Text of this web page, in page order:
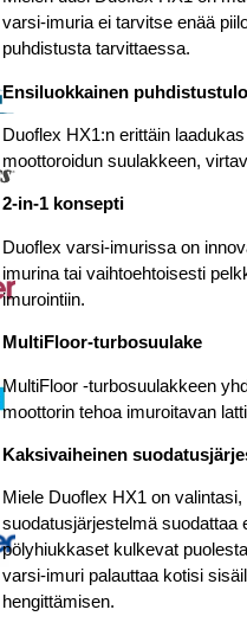
varsi-imuria ei tarvitse enää
puhdistusta tarvittaessa.
Ensiluokkainen
Duoflex HX1:n erittäin
moottoroidun suulakkeen,
2-in-1 konsepti
Duoflex varsi-imurissa on
imurina tai vaihtoehtoisesti
imurointiin.
MultiFloor-turbosuulake
MultiFloor -turbosuulakkeen
moottorin tehoa imuroitavan
Kaksivaiheinen
Miele Duoflex HX1 on
suodatusjärjestelmä suodattaa
pölyhiukkaset kulkevat
varsi-imuri palauttaa kotisi
hengittämisen.